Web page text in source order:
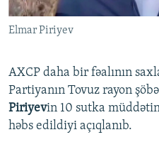
Elmar Piriyev
AXCP daha bir fəalının
Partiyanın Tovuz rayon
Piriyevin 10 sutka
həbs edildiyi açıqlanıb.